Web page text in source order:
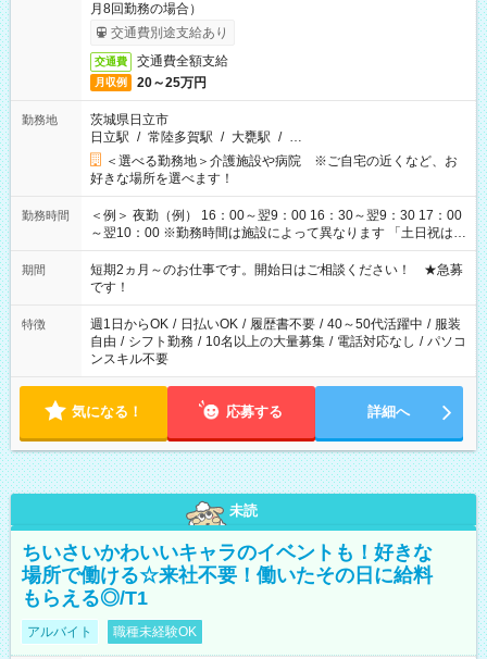
月8回勤務の場合）
交通費別途支給あり
交通費 交通費全額支給
月収例 20～25万円
勤務地
茨城県日立市
日立駅 / 常陸多賀駅 / 大甕駅 / …
＜選べる勤務地＞介護施設や病院 ※ご自宅の近くなど、お
好きな場所を選べます！
勤務時間
＜例＞ 夜勤（例） 16：00～翌9：00 16：30～翌9：30 17：00
～翌10：00 ※勤務時間は施設によって異なります 「土日祝は休
みたい」 「しっかり稼ぎたい」 「もう少し遅い時間から始めた
い」など ご希望にあったお仕事をご案内いたします。 ※未経験
の方の場合は1～2ヶ月間は日中での仕事を経験いただき、 お
仕事に慣れてからの夜勤になります。 ★家庭の都合でお休みが
必要な場合も遠慮なくご相談ください。
期間
短期2ヵ月～のお仕事です。開始日はご相談ください！ ★急募
です！
特徴 週1日からOK / 日払いOK / 履歴書不要 / 40～50代活躍中 / 服装
自由 / シフト勤務 / 10名以上の大量募集 / 電話対応なし / パソコ
ンスキル不要
気になる！ 応募する 詳細へ
未読
ちいさいかわいいキャラのイベントも！好きな
場所で働ける☆来社不要！働いたその日に給料
もらえる◎/T1
アルバイト 職種未経験OK